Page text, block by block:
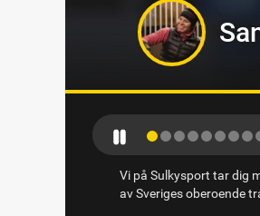
Vi på Sulkysport tar dig
av Sveriges oberoende